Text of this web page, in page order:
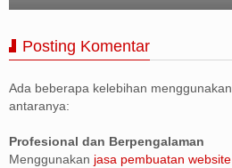
Posting Komentar
Ada beberapa kelebihan menggunakan
antaranya:
Profesional dan Berpengalaman
Menggunakan jasa pembuatan website